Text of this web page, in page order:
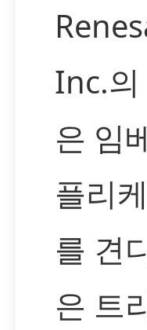
Inc.의
은 임
플리
를 견
은 트